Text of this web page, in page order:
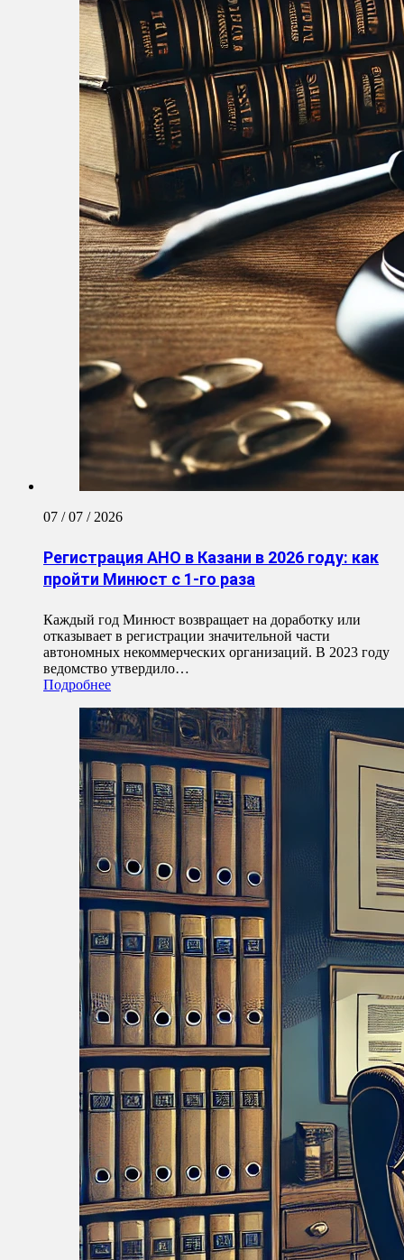
07 / 07 / 2026
Регистрация АНО в Казани в 2026 году: как
пройти Минюст с 1-го раза
Каждый год Минюст возвращает на доработку или
отказывает в регистрации значительной части
автономных некоммерческих организаций. В 2023 году
ведомство утвердило…
Подробнее